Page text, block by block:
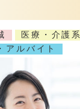
医療・介護系
アルバイト